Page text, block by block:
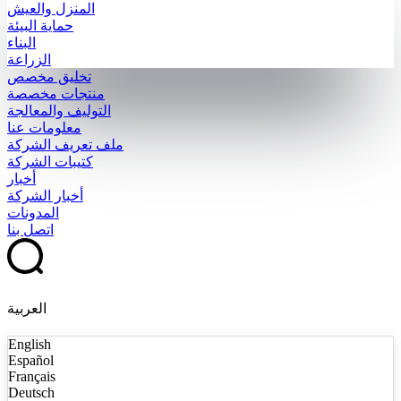
المنزل والعيش
حماية البيئة
البناء
الزراعة
تخليق مخصص
منتجات مخصصة
التوليف والمعالجة
معلومات عنا
ملف تعريف الشركة
كتيبات الشركة
أخبار
أخبار الشركة
المدونات
اتصل بنا
العربية
English
Español
Français
Deutsch